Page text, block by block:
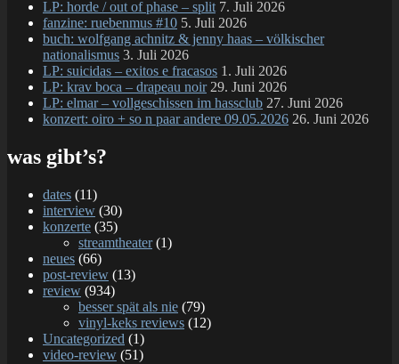
LP: horde / out of phase – split 7. Juli 2026
fanzine: ruebenmus #10 5. Juli 2026
buch: wolfgang achnitz & jenny haas – völkischer
nationalismus 3. Juli 2026
LP: suicidas – exitos e fracasos 1. Juli 2026
LP: krav boca – drapeau noir 29. Juni 2026
LP: elmar – vollgeschissen im hassclub 27. Juni 2026
konzert: oiro + so n paar andere 09.05.2026 26. Juni 2026
was gibt’s?
dates (11)
interview (30)
konzerte (35)
streamtheater(1)
neues (66)
post-review (13)
review (934)
besser spät als nie (79)
vinyl-keks reviews (12)
Uncategorized (1)
video-review (51)